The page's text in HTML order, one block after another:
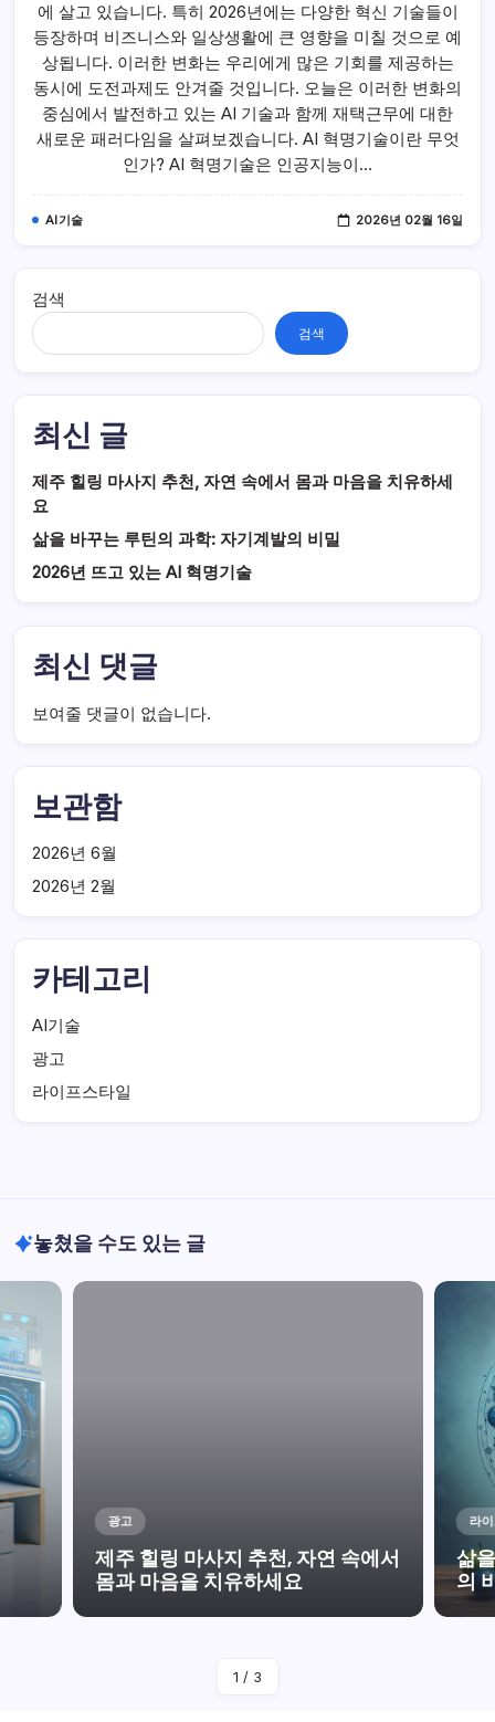
는
AI
혁
명
기
술
에 살고 있습니다. 특히 2026년에는 다양한 혁신 기술들이
등장하며 비즈니스와 일상생활에 큰 영향을 미칠 것으로 예
상됩니다. 이러한 변화는 우리에게 많은 기회를 제공하는
동시에 도전과제도 안겨줄 것입니다. 오늘은 이러한 변화의
중심에서 발전하고 있는 AI 기술과 함께 재택근무에 대한
새로운 패러다임을 살펴보겠습니다. AI 혁명기술이란 무엇
인가? AI 혁명기술은 인공지능이…
AI기술 2026년 02월 16일
검색
검색
최신 글
제주 힐링 마사지 추천, 자연 속에서 몸과 마음을 치유하세
요
삶을 바꾸는 루틴의 과학: 자기계발의 비밀
2026년 뜨고 있는 AI 혁명기술
최신 댓글
보여줄 댓글이 없습니다.
보관함
2026년 6월
2026년 2월
카테고리
AI기술
광고
라이프스타일
놓쳤을 수도 있는 글
광고
제주 힐링 마사지 추천, 자연 속에서
몸과 마음을 치유하세요
작성자 Avindirect
라
삶
의
1 / 3